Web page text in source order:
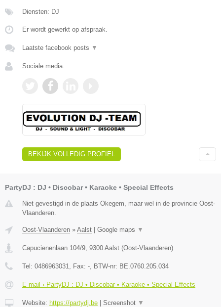
Diensten: DJ
Er wordt gewerkt op afspraak.
Laatste facebook posts ▼
Sociale media:
BEKIJK VOLLEDIG PROFIEL
PartyDJ : DJ • Discobar • Karaoke • Special Effects
Niet gevestigd in de plaats Okegem, maar wel in de provincie Oost-
Vlaanderen.
Oost-Vlaanderen » Aalst | Google maps ▼
Capucienenlaan 104/9 9300 Aalst (Oost-Vlaanderen)
Tel: 0486963031 , Fax: - , BTW-nr: BE.0760.205.034
E-mail › PartyDJ : DJ • Discobar • Karaoke • Special Effects
Website: https://partydj.be | Screenshot ▼